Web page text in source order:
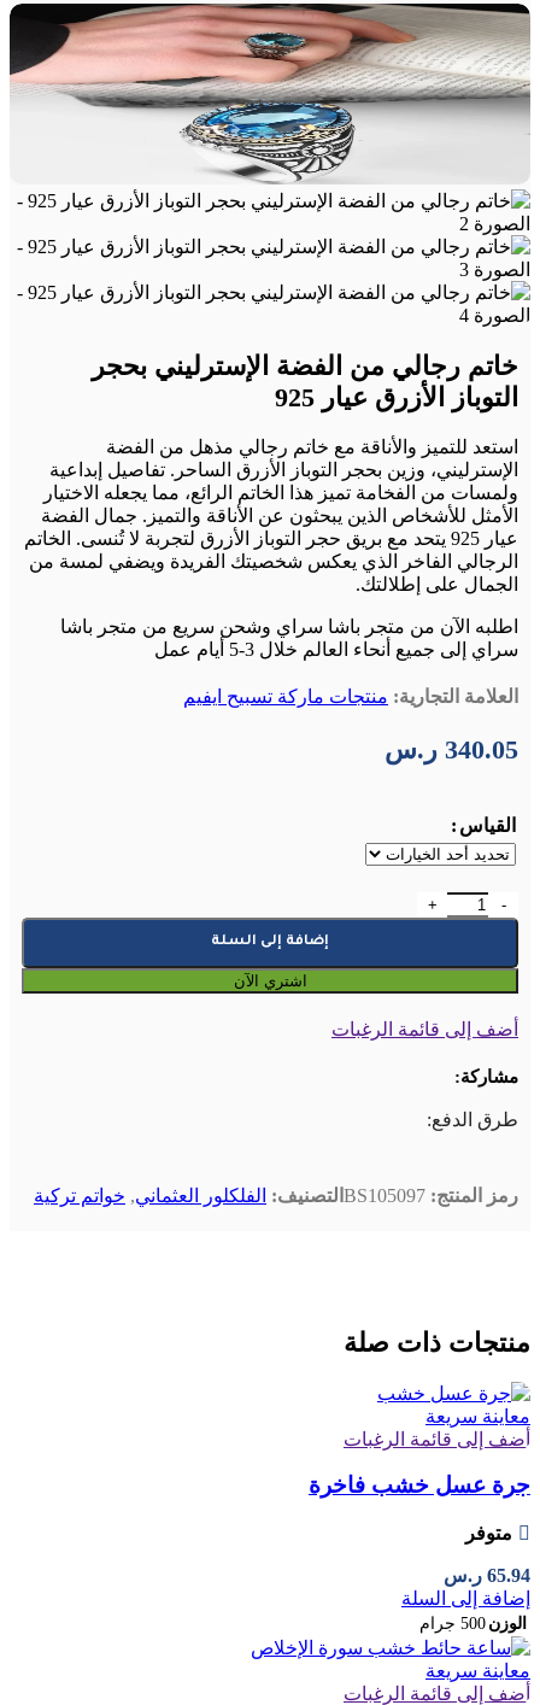
خاتم رجالي من الفضة الإسترليني بحجر
التوباز الأزرق عيار 925
استعد للتميز والأناقة مع خاتم رجالي مذهل من الفضة
الإسترليني، وزين بحجر التوباز الأزرق الساحر. تفاصيل إبداعية
ولمسات من الفخامة تميز هذا الخاتم الرائع، مما يجعله الاختيار
الأمثل للأشخاص الذين يبحثون عن الأناقة والتميز. جمال الفضة
عيار 925 يتحد مع بريق حجر التوباز الأزرق لتجربة لا تُنسى. الخاتم
الرجالي الفاخر الذي يعكس شخصيتك الفريدة ويضفي لمسة من
الجمال على إطلالتك.
اطلبه الآن من متجر باشا سراي وشحن سريع من متجر باشا
سراي إلى جميع أنحاء العالم خلال 3-5 أيام عمل
العلامة التجارية: منتجات ماركة تسبيح ايفيم
340.05 ر.س
القياس
كمية خاتم رجالي من الفضة الإسترليني بحجر التوباز الأزرق عيار 925
إضافة إلى السلة
اشتري الآن
أضف إلى قائمة الرغبات
مشاركة:
طرق الدفع:
رمز المنتج: BS105097 التصنيف: الفلكلور العثماني, خواتم تركية
منتجات ذات صلة
معاينة سريعة
أضف إلى قائمة الرغبات
جرة عسل خشب فاخرة
متوفر
65.94 ر.س
إضافة إلى السلة
الوزن500 جرام
معاينة سريعة
أضف إلى قائمة الرغبات